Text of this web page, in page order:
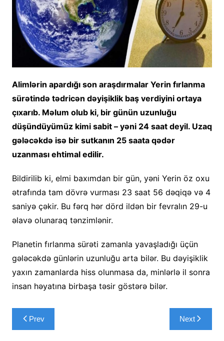
Alimlərin apardığı son araşdırmalar Yerin fırlanma
sürətində tədricən dəyişiklik baş verdiyini ortaya
çıxarıb. Məlum olub ki, bir günün uzunluğu
düşündüyümüz kimi sabit – yəni 24 saat deyil. Uzaq
gələcəkdə isə bir sutkanın 25 saata qədər
uzanması ehtimal edilir.
Bildirilib ki, elmi baxımdan bir gün, yəni Yerin öz oxu
ətrafında tam dövrə vurması 23 saat 56 dəqiqə və 4
saniyə çəkir. Bu fərq hər dörd ildən bir fevralın 29-u
əlavə olunaraq tənzimlənir.
Planetin fırlanma sürəti zamanla yavaşladığı üçün
gələcəkdə günlərin uzunluğu arta bilər. Bu dəyişiklik
yaxın zamanlarda hiss olunmasa da, minlərlə il sonra
insan həyatına birbaşa təsir göstərə bilər.
Yazı
naviqasiyası
Prev Next